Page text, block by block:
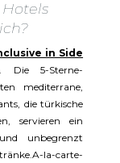
in Side
Die 5-Sterne-
mediterrane,
die türkische
servieren ein
unbegrenzt
la-carte-